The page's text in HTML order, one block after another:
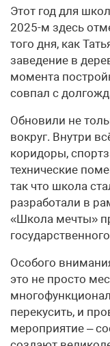
Этот год для
2025-м здесь
того дня, как
заведение в
момента
совпал с
Обновили не
вокруг. Внутри
коридоры,
технические
так что школа
разработали в
«Школа мечты»
Особого
это не просто
перекусить, и
мероприятие –